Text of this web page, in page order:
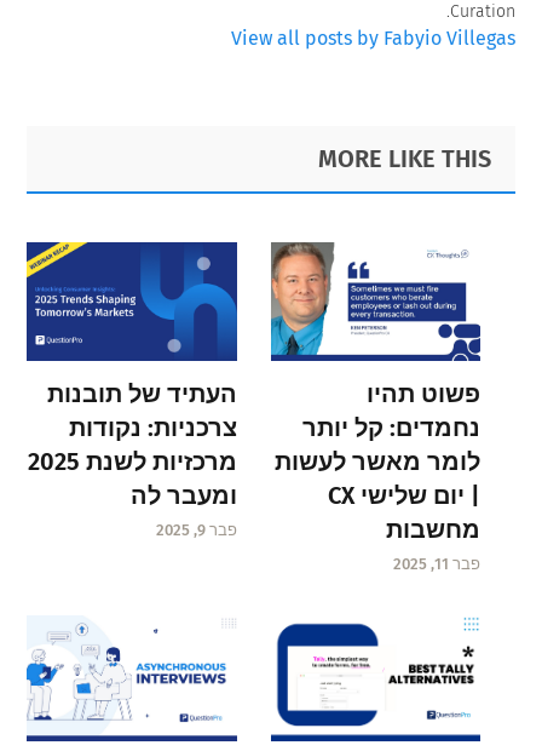
Curation.
View all posts by Fabyio Villegas
Primary
Sidebar
Footer
MORE LIKE THIS
פשוט תהיו
נחמדים: קל יותר
לומר מאשר לעשות
| יום שלישי CX
מחשבות
פבר 11, 2025
העתיד של תובנות
צרכניות: נקודות
מרכזיות לשנת 2025
ומעבר לה
פבר 9, 2025